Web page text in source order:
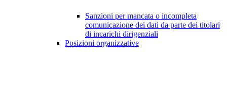
Sanzioni per mancata o incompleta
comunicazione dei dati da parte dei titolari
di incarichi dirigenziali
Posizioni organizzative